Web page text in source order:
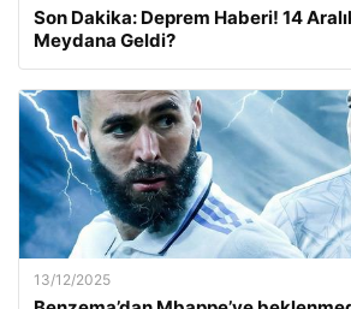
Son Dakika: Deprem Haberi! 14
Meydana Geldi?
13/12/2025